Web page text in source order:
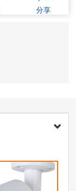
分享